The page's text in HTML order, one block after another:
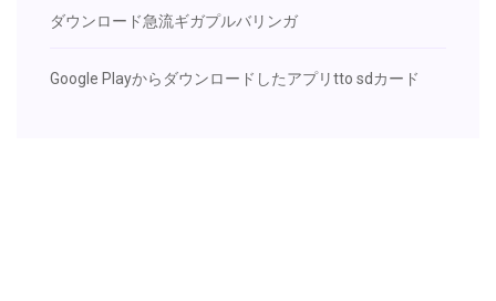
ダウンロード急流ギガプルバリンガ
Google Playからダウンロードしたアプリtto sdカード